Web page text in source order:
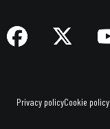
Privacy policyCookie policy